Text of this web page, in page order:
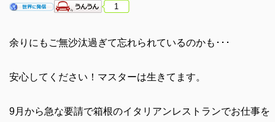
1
余りにもご無沙汰過ぎて忘れられているのかも･･･
安心してください！マスターは生きてます。
9月から急な要請で箱根のイタリアンレストランでお仕事を